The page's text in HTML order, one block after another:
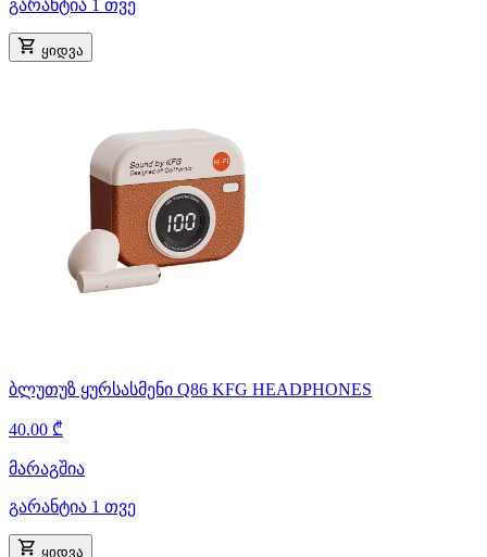
გარანტია 1 თვე
ყიდვა
ბლუთუზ ყურსასმენი Q86 KFG HEADPHONES
40.00 ₾
მარაგშია
გარანტია 1 თვე
ყიდვა